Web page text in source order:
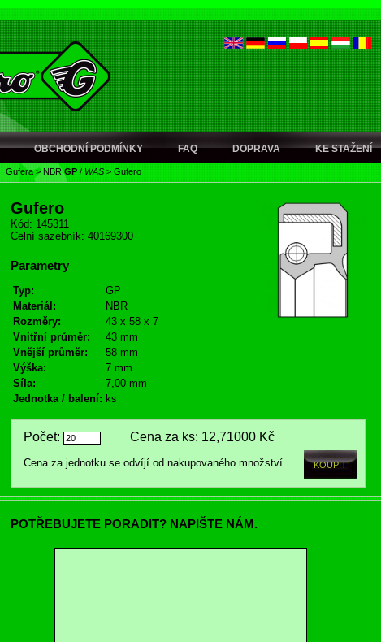
OBCHODNÍ PODMÍNKY FAQ DOPRAVA KE STAŽENÍ
Gufera> NBRGP / WAS > Gufero
Gufero
Kód: 145311
Celní sazebník: 40169300
Parametry
Typ:
GP
Materiál:
NBR
Rozměry:
43 x 58 x 7
Vnitřní průměr:
43 mm
Vnější průměr:
58 mm
Výška:
7 mm
Síla:
7,00 mm
Jednotka / balení: ks
Počet: Cena za ks: 12,71000 Kč
Cena za jednotku se odvíjí od nakupovaného množství.
POTŘEBUJETE PORADIT? NAPIŠTE NÁM.